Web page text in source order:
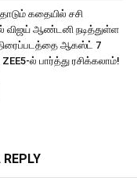
கதையில் சசி
விஜய் ஆண்டனி நடித்துள்ள
திரைப்படத்தை ஆகஸ்ட் 7
ல் பார்த்து ரசிக்கலாம்!
REPLY